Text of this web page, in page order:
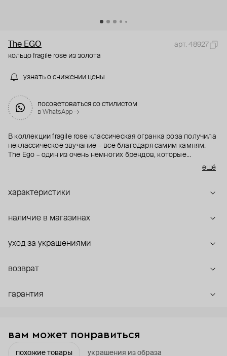
The EGO
арт. 48927
кольцо fragile rose из золота
узнать о снижении цены
посоветоваться со стилистом
в WhatsApp →
В коллекции fragile rose классическая огранка роза получила
неклассическое звучание – все благодаря самим камням.
The Ego – один из очень немногих брендов, которые
работают с бриллиантами соль и перец. Внутри каждого из
ещё
характеристики
наличие в магазинах
уход за украшениями
возврат
гарантия
вам может понравиться
похожие товары украшения из образа